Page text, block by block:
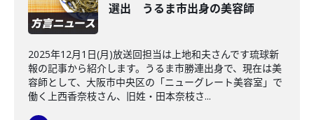
選出 うるま市出身の美容師
2025年12月1日(月)放送回担当は上地和夫さんです琉球新
報の記事から紹介します。うるま市勝連出身で、現在は美
容師として、大阪市中央区の「ニューグレート美容室」で
働く上西香奈枝さん、旧姓・田本奈枝さ...